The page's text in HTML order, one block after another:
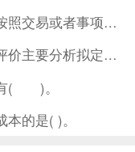
我国《企业会计准则》规定，企业按照交易或者事项的经济特征确定
对于非经营性技术方案，经济效果评价主要分析拟定方案的( )。
有( )。
的是( )。